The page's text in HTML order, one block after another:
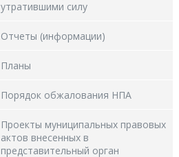
утратившими силу
Отчеты (информации)
Планы
Порядок обжалования НПА
Проекты муниципальных правовых
актов внесенных в
представительный орган